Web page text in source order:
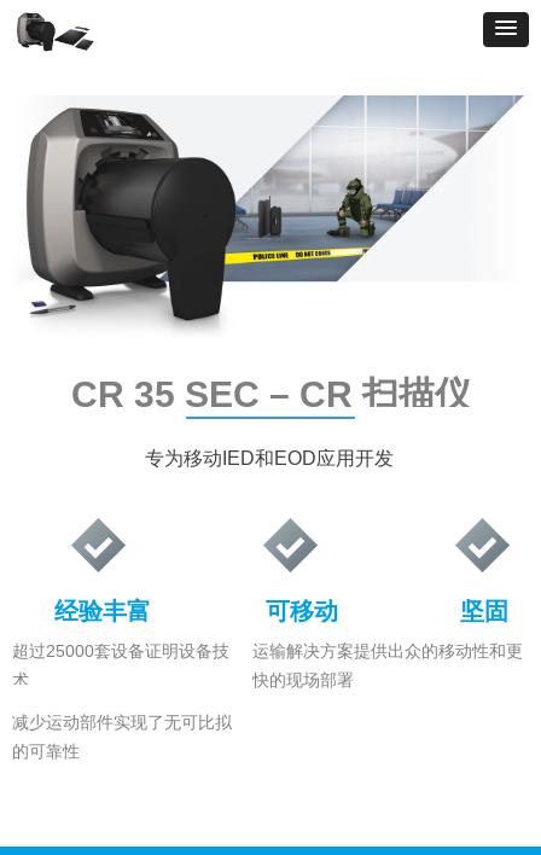
超过25000套设备证明设备技
术
经验丰富
CR 35 SEC – CR 扫描仪
运输解决方案提供出众的移动性和更
快的现场部署
专为移动IED和EOD应用开发
可移动
减少运动部件实现了无可比拟
的可靠性
坚固